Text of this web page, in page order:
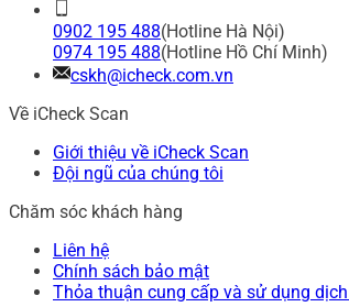
0902 195 488(Hotline Hà Nội)
0974 195 488(Hotline Hồ Chí Minh)
cskh@icheck.com.vn
Về iCheck Scan
Giới thiệu về iCheck Scan
Đội ngũ của chúng tôi
Chăm sóc khách hàng
Liên hệ
Chính sách bảo mật
Thỏa thuận cung cấp và sử dụng